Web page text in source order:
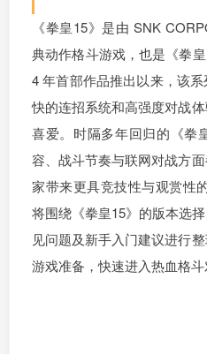
《拳皇15》是由 SNK
典动作格斗游戏，也是《拳
4 年首部作品推出以来，该
快的连招系统和高强度对战
喜爱。时隔多年回归的《拳
容、战斗节奏与联网对战方
家带来更具竞技性与观赏性
将围绕《拳皇15》的版本选
见问题及新手入门建议进行
游戏准备，快速进入热血格斗